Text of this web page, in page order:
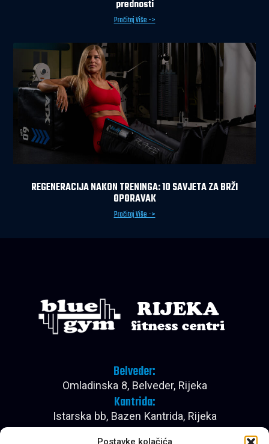
prednosti
Pročitaj Više ->
REGENERACIJA NAKON TRENINGA: 10 SAVJETA ZA BRŽI
OPORAVAK
Pročitaj Više ->
Belveder:
Omladinska 8, Belveder, Rijeka
Kantrida:
Istarska bb, Bazen Kantrida, Rijeka
Pon - Pet: